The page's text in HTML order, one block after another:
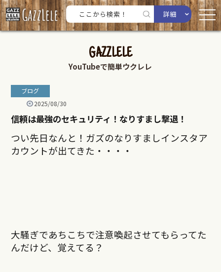
詳細
GAZZLELE
YouTubeで簡単ウクレレ
ブログ
2025/08/30
信頼は最強のセキュリティ！なりすまし撃退！
つい先日なんと！ガズのなりすましインスタア
カウントが出てきた・・・・
大騒ぎであちこちで注意喚起させてもらってた
んだけど、覚えてる？